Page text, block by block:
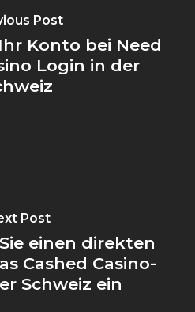
Post
Konto bei Need
Login in der
Post
einen direkten
Cashed Casino-
Schweiz ein